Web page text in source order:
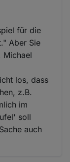
für die
Aber Sie
Michael
los, dass
z.B.
im
soll
auch